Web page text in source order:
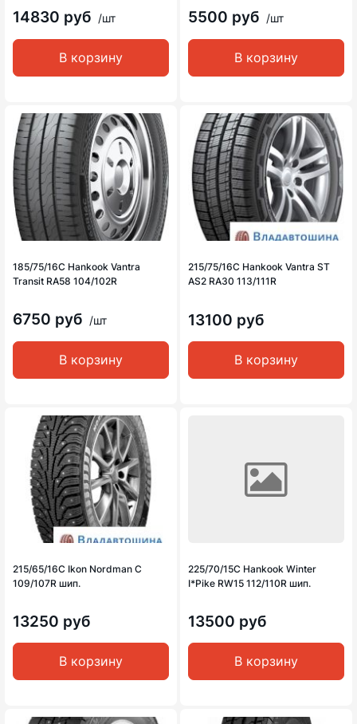
14830 руб /шт
В корзину
5500 руб /шт
В корзину
185/75/16C Hankook Vantra
Transit RA58 104/102R
6750 руб /шт
В корзину
215/75/16C Hankook Vantra ST
AS2 RA30 113/111R
13100 руб
В корзину
215/65/16C Ikon Nordman C
109/107R шип.
13250 руб
В корзину
225/70/15C Hankook Winter
I*Pike RW15 112/110R шип.
13500 руб
В корзину